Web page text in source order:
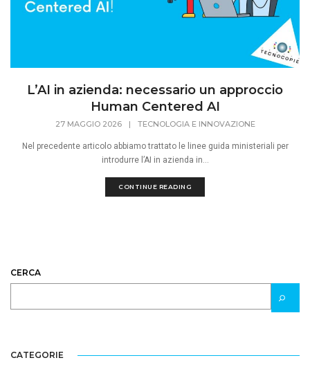
L’AI in azienda: necessario un approccio
Human Centered AI
27 MAGGIO 2026 | TECNOLOGIA E INNOVAZIONE
Nel precedente articolo abbiamo trattato le linee guida ministeriali per
introdurre l’AI in azienda in...
CONTINUE READING
CERCA
CATEGORIE